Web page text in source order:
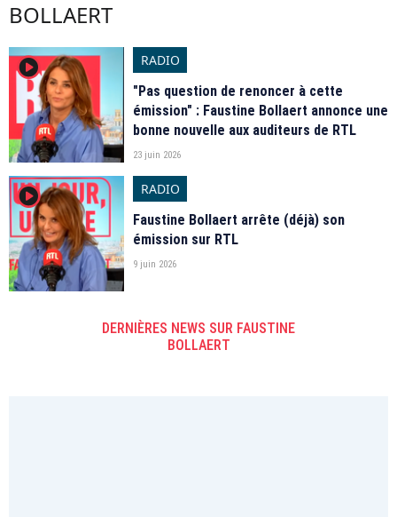
BOLLAERT
player2
RADIO
"Pas question de renoncer à cette
émission" : Faustine Bollaert annonce une
bonne nouvelle aux auditeurs de RTL
23 juin 2026
player2
RADIO
Faustine Bollaert arrête (déjà) son
émission sur RTL
9 juin 2026
DERNIÈRES NEWS SUR FAUSTINE
BOLLAERT